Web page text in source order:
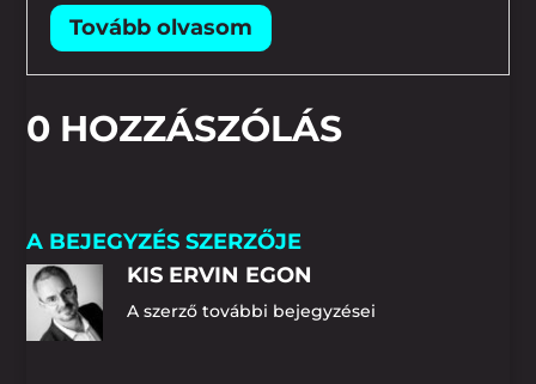
0 HOZZÁSZÓLÁS
A BEJEGYZÉS SZERZŐJE
KIS ERVIN EGON
A szerző további bejegyzései